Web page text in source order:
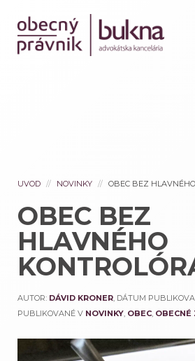
UVOD NOVINKY OBEC BEZ
OBEC BEZ
HLAVNÉHO
AUTOR: DÁVID KRONER, DÁTUM
PUBLIKOVANÉ V NOVINKY, OBEC,